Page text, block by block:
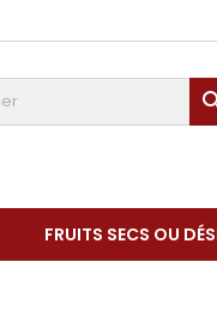
FRUITS SECS OU